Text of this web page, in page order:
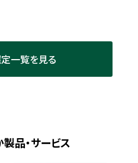
一覧を見る
品・サービス